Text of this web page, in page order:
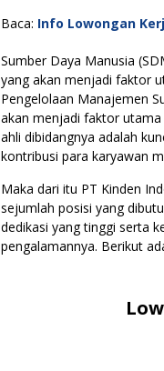
Baca: Info Lowongan
Sumber Daya Manusia
yang akan menjadi faktor
Pengelolaan Manajemen
akan menjadi faktor utama
ahli dibidangnya adalah
kontribusi para karyawan
Maka dari itu PT Kinden
sejumlah posisi yang
dedikasi yang tinggi serta
pengalamannya. Berikut